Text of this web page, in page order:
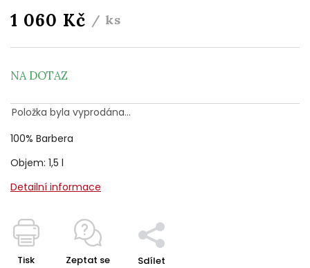
1 060 Kč / ks
NA DOTAZ
Položka byla vyprodána…
100% Barbera
Objem: 1,5 l
Detailní informace
Tisk Zeptat se Sdílet